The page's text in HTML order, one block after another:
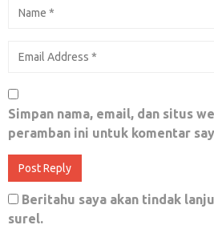
Simpan nama, email, dan situs
peramban ini untuk komentar
Beritahu saya akan tindak
surel.